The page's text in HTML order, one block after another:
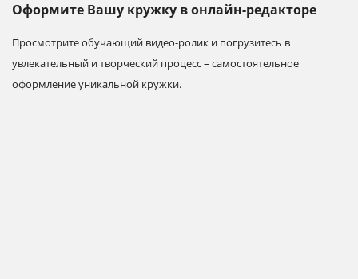
Оформите Вашу кружку в онлайн-редакторе
Просмотрите обучающий видео-ролик и погрузитесь в
увлекательный и творческий процесс – самостоятельное
оформление уникальной кружки.